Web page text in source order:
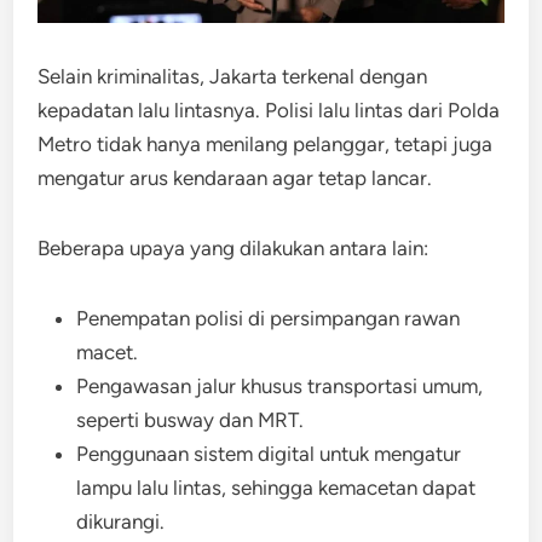
Selain kriminalitas, Jakarta terkenal dengan
kepadatan lalu lintasnya. Polisi lalu lintas dari Polda
Metro tidak hanya menilang pelanggar, tetapi juga
mengatur arus kendaraan agar tetap lancar.
Beberapa upaya yang dilakukan antara lain:
Penempatan polisi di persimpangan rawan
macet.
Pengawasan jalur khusus transportasi umum,
seperti busway dan MRT.
Penggunaan sistem digital untuk mengatur
lampu lalu lintas, sehingga kemacetan dapat
dikurangi.